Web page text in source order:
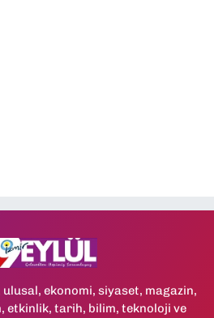
ekonomi, siyaset, magazin,
etkinlik, tarih, bilim, teknoloji ve